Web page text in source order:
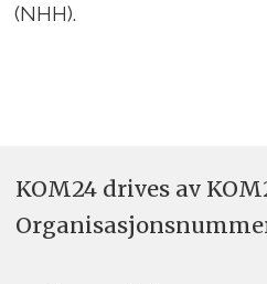
(NHH).
KOM24 drives av